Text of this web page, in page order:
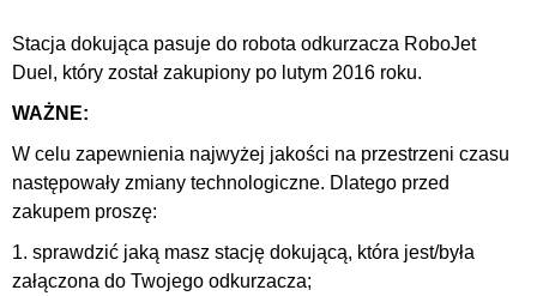
Stacja dokująca pasuje do robota odkurzacza RoboJet
Duel, który został zakupiony po lutym 2016 roku.
WAŻNE:
W celu zapewnienia najwyżej jakości na przestrzeni czasu
następowały zmiany technologiczne. Dlatego przed
zakupem proszę:
1. sprawdzić jaką masz stację dokującą, która jest/była
załączona do Twojego odkurzacza;